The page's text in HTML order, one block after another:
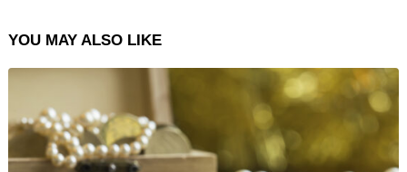
YOU MAY ALSO LIKE